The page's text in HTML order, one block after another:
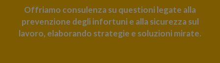
Offriamo consulenza su questioni legate alla
prevenzione degli infortuni e alla sicurezza sul
lavoro, elaborando strategie e soluzioni mirate.